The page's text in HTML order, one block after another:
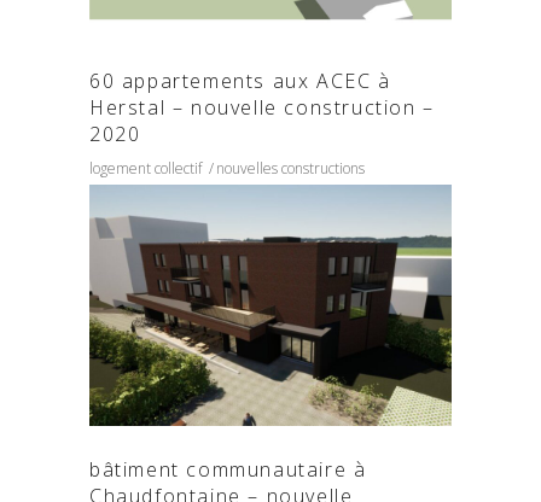
60 appartements aux ACEC à
Herstal – nouvelle construction –
2020
logement collectif nouvelles constructions
bâtiment communautaire à
Chaudfontaine – nouvelle